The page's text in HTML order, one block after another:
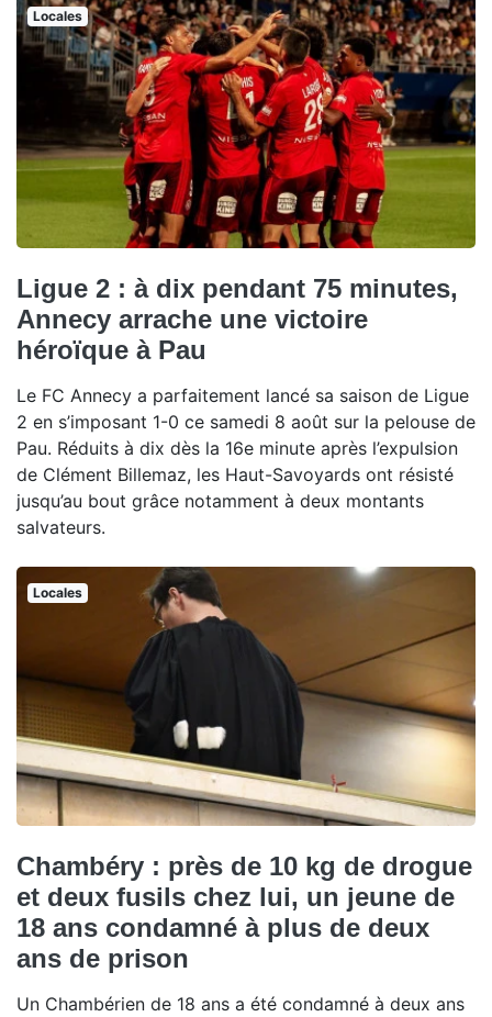
Locales
Ligue 2 : à dix pendant 75 minutes,
Annecy arrache une victoire
héroïque à Pau
Le FC Annecy a parfaitement lancé sa saison de Ligue
2 en s’imposant 1-0 ce samedi 8 août sur la pelouse de
Pau. Réduits à dix dès la 16e minute après l’expulsion
de Clément Billemaz, les Haut-Savoyards ont résisté
jusqu’au bout grâce notamment à deux montants
salvateurs.
Locales
Chambéry : près de 10 kg de drogue
et deux fusils chez lui, un jeune de
18 ans condamné à plus de deux
ans de prison
Un Chambérien de 18 ans a été condamné à deux ans